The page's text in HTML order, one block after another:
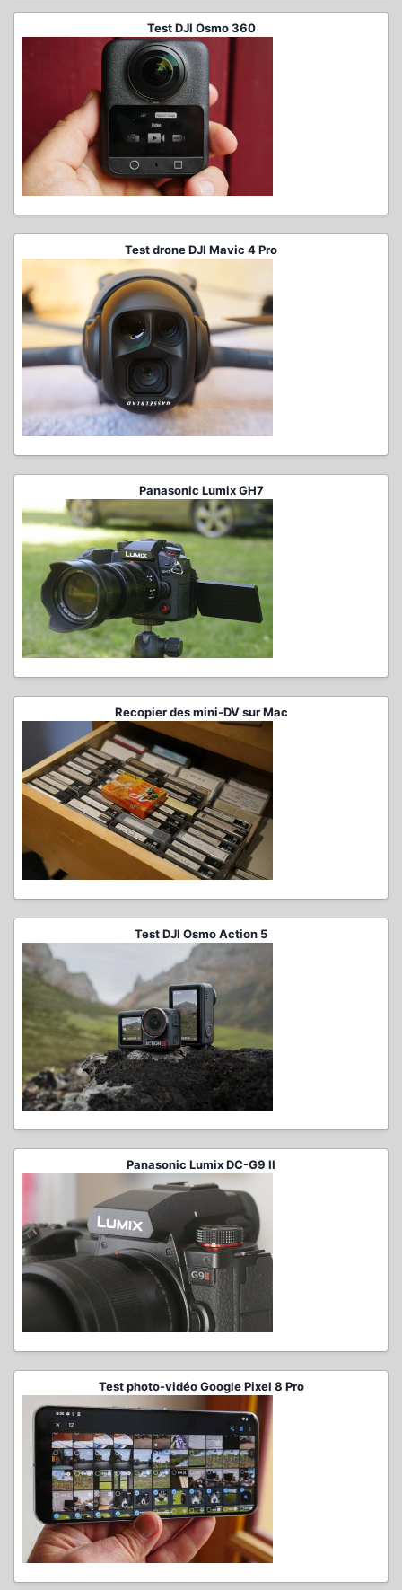
Test DJI Osmo 360
Test drone DJI Mavic 4 Pro
Panasonic Lumix GH7
Recopier des mini-DV sur Mac
Test DJI Osmo Action 5
Panasonic Lumix DC-G9 II
Test photo-vidéo Google Pixel 8 Pro